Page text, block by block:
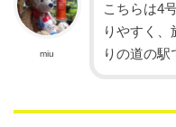
miu
こちらは4
りやすく
りの道の駅